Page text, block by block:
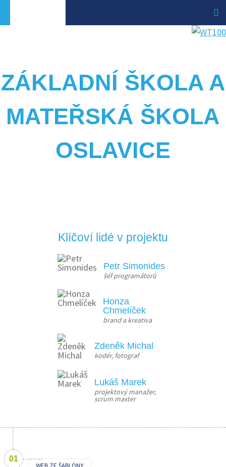
ZÁKLADNÍ ŠKOLA A
MATEŘSKÁ ŠKOLA
OSLAVICE
Klíčoví lidé v projektu
Petr Simonides
šéf programátorů
Honza
Chmelíček
brand a kreativa
Zdeněk Michal
kodér, fotograf
Lukáš Marek
projektový manažer,
scrum master